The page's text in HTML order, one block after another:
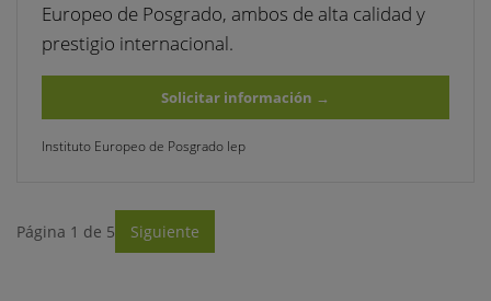
Europeo de Posgrado, ambos de alta calidad y
prestigio internacional.
Solicitar información →
Instituto Europeo de Posgrado Iep
Página 1 de 5 Siguiente